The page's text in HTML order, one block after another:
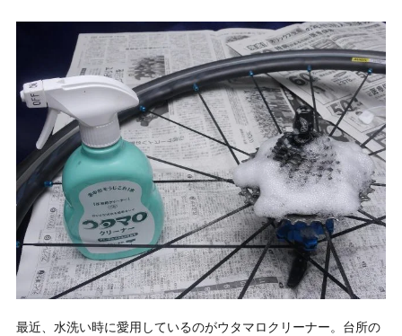
最近、水洗い時に愛用しているのがウタマロクリーナー。台所の